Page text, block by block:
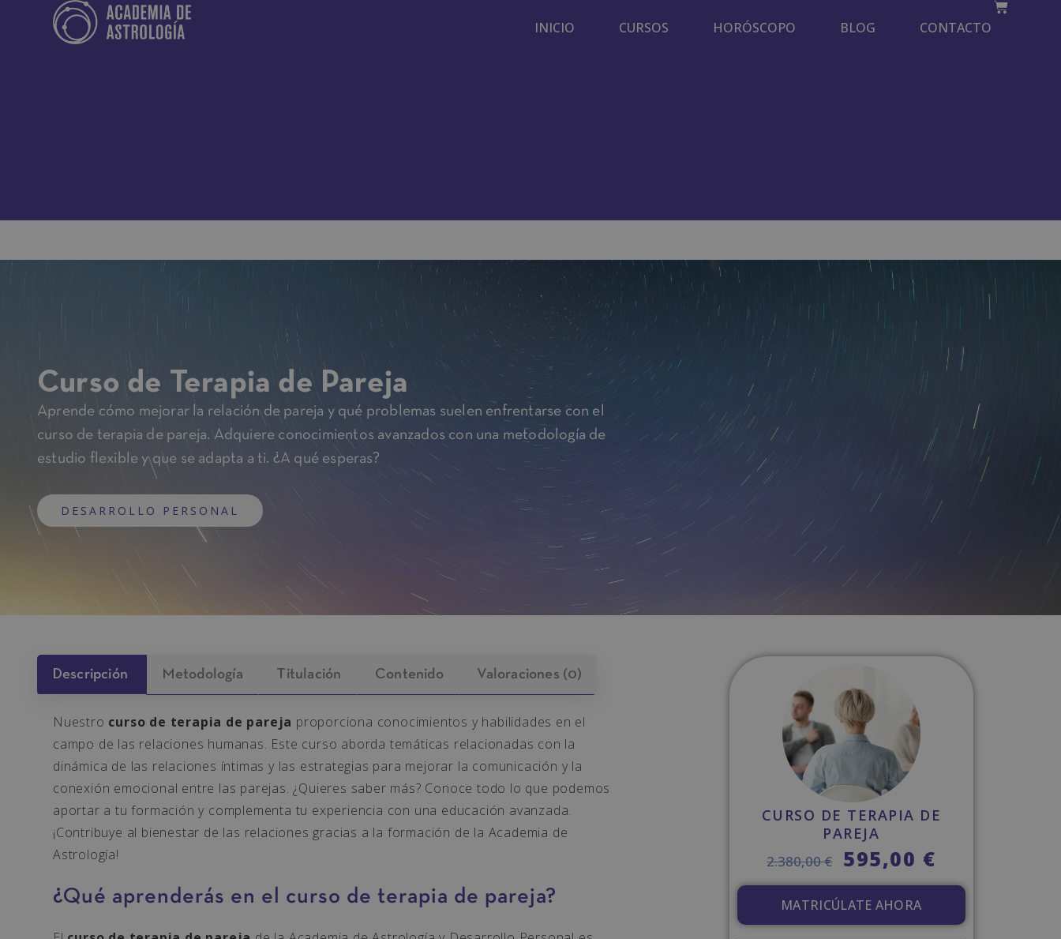
INICIO CURSOS HORÓSCOPO BLOG CONTACTO
Curso de Terapia de Pareja
Aprende cómo mejorar la relación de pareja y qué problemas suelen enfrentarse con el
curso de terapia de pareja. Adquiere conocimientos avanzados con una metodología de
estudio flexible y que se adapta a ti. ¿A qué esperas?
DESARROLLO PERSONAL
Descripción Metodología Titulación Contenido Valoraciones (0)
Nuestro curso de terapia de pareja proporciona conocimientos y habilidades en el
campo de las relaciones humanas. Este curso aborda temáticas relacionadas con la
dinámica de las relaciones íntimas y las estrategias para mejorar la comunicación y la
conexión emocional entre las parejas. ¿Quieres saber más? Conoce todo lo que podemos
aportar a tu formación y complementa tu experiencia con una educación avanzada.
¡Contribuye al bienestar de las relaciones gracias a la formación de la Academia de
Astrología!
¿Qué aprenderás en el curso de terapia de pareja?
CURSO DE TERAPIA DE
PAREJA
2.380,00€ 595,00 €
MATRICÚLATE AHORA